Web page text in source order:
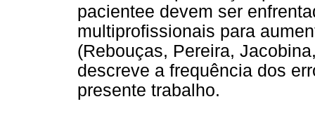
pacientee devem ser
multiprofissionais para
(Rebouças, Pereira,
descreve a frequência dos
presente trabalho.